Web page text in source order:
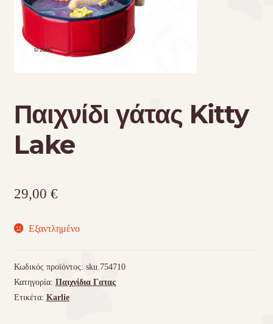
Παιχνίδι γάτας Kitty
Lake
29,00 €
Εξαντλημένο
Κωδικός προϊόντος: sku.754710
Κατηγορία: Παιχνίδια Γατας
Ετικέτα: Karlie